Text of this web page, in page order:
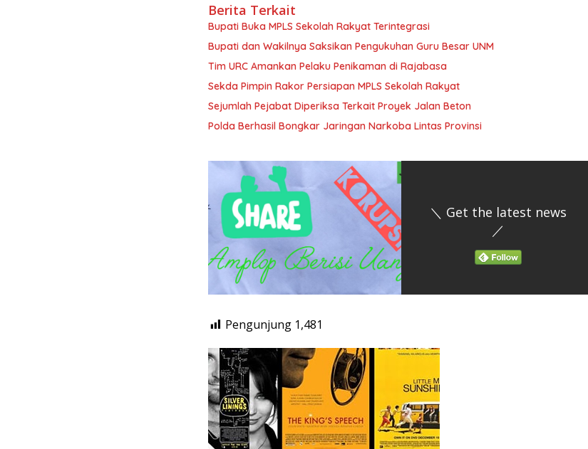
Berita Terkait
Bupati Buka MPLS Sekolah Rakyat Terintegrasi
Bupati dan Wakilnya Saksikan Pengukuhan Guru Besar UNM
Tim URC Amankan Pelaku Penikaman di Rajabasa
Sekda Pimpin Rakor Persiapan MPLS Sekolah Rakyat
Sejumlah Pejabat Diperiksa Terkait Proyek Jalan Beton
Polda Berhasil Bongkar Jaringan Narkoba Lintas Provinsi
＼ Get the latest news
／
Pengunjung 1,481